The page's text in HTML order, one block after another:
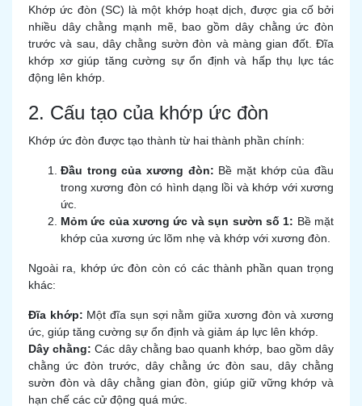
Khớp ức đòn (SC) là một khớp hoạt dịch, được gia cố bởi
nhiều dây chằng mạnh mẽ, bao gồm dây chằng ức đòn
trước và sau, dây chằng sườn đòn và màng gian đốt. Đĩa
khớp xơ giúp tăng cường sự ổn định và hấp thụ lực tác
động lên khớp.
2. Cấu tạo của khớp ức đòn
Khớp ức đòn được tạo thành từ hai thành phần chính:
Đầu trong của xương đòn: Bề mặt khớp của đầu
trong xương đòn có hình dạng lồi và khớp với xương
ức.
Mỏm ức của xương ức và sụn sườn số 1: Bề mặt
khớp của xương ức lõm nhẹ và khớp với xương đòn.
Ngoài ra, khớp ức đòn còn có các thành phần quan trọng
khác:
Đĩa khớp: Một đĩa sụn sợi nằm giữa xương đòn và xương
ức, giúp tăng cường sự ổn định và giảm áp lực lên khớp.
Dây chằng: Các dây chằng bao quanh khớp, bao gồm dây
chằng ức đòn trước, dây chằng ức đòn sau, dây chằng
sườn đòn và dây chằng gian đòn, giúp giữ vững khớp và
hạn chế các cử động quá mức.